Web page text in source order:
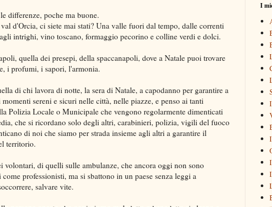
differenze, poche ma buone.
d'Orcia, ci siete mai stati? Una valle fuori dal tempo, dalle correnti
intrighi, vino toscano, formaggio pecorino e colline verdi e dolci.
quella dei presepi, della spaccanapoli, dove a Natale puoi trovare
i profumi, i sapori, l'armonia.
di chi lavora di notte, la sera di Natale, a capodanno per garantire a
sereni e sicuri nelle città, nelle piazze, e penso ai tanti
Polizia Locale o Municipale che vengono regolarmente dimenticati
che si ricordano solo degli altri, carabinieri, polizia, vigili del fuoco
di noi che siamo per strada insieme agli altri a garantire il
territorio.
volontari, di quelli sulle ambulanze, che ancora oggi non sono
professionisti, ma si sbattono in un paese senza leggi a
salvare vite.
I